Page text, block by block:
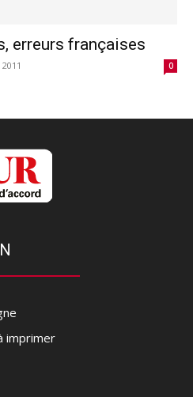
erreurs françaises
0
imprimer